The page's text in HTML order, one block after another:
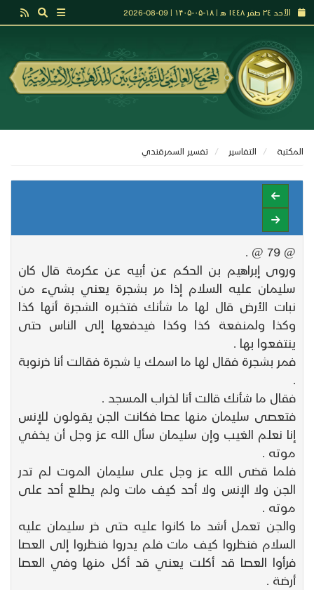
الأحد ٢٤ صفر ١٤٤٨ هـ | ۱۸-۰۵-۱۴۰۵ | 09-08-2026
المكتبة التفاسير تفسير السمرقندي
@ 79 @ .
وروى إبراهيم بن الحكم عن أبيه عن عكرمة قال كان
سليمان عليه السلام إذا مر بشجرة يعني بشيء من
نبات الأرض قال لها ما شأنك فتخبره الشجرة أنها كذا
وكذا ولمنفعة كذا وكذا فيدفعها إلى الناس حتى
ينتفعوا بها .
فمر بشجرة فقال لها ما اسمك يا شجرة فقالت أنا خرنوبة
فقال ما شأنك قالت أنا لخراب المسجد .
فتعصى سليمان منها عصا فكانت الجن يقولون للإنس
إنا نعلم الغيب وإن سليمان سأل الله عز وجل أن يخفي
موته .
فلما قضى الله عز وجل على سليمان الموت لم تدر
الجن ولا الإنس ولا أحد كيف مات ولم يطلع أحد على
موته .
والجن تعمل أشد ما كانوا عليه حتى خر سليمان عليه
السلام فنظروا كيف مات فلم يدروا فنظروا إلى العصا
فرأوا العصا قد أكلت يعني قد أكل منها وفي العصا
أرضة .